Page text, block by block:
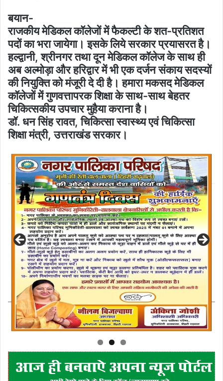
बयान-
राजकीय मेडिकल कॉलेजों में फैकल्टी के शत-प्रतिशत
पदों का भरा जायेगा। इसके लिये सरकार प्रयासरत है।
हल्द्वानी, श्रीनगर तथा दून मेडिकल कॉलेज के साथ ही
अब अल्मोड़ा और हरिद्वार में भी एक दर्जन संकाय सदस्यों
की नियुक्ति को मंजूरी दे दी है। हमारा मकसद मेडिकल
कॉलेजों में गुणवत्तापरक शिक्षा के साथ-साथ बेहतर
चिकित्सकीय उपचार मुहैया कराना है।
डॉ. धन सिंह रावत, चिकित्सा स्वास्थ्य एवं चिकित्सा
शिक्षा मंत्री, उत्तराखंड सरकार।